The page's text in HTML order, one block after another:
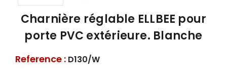
Charnière réglable ELLBEE pour
porte PVC extérieure. Blanche
Reference : D130/W